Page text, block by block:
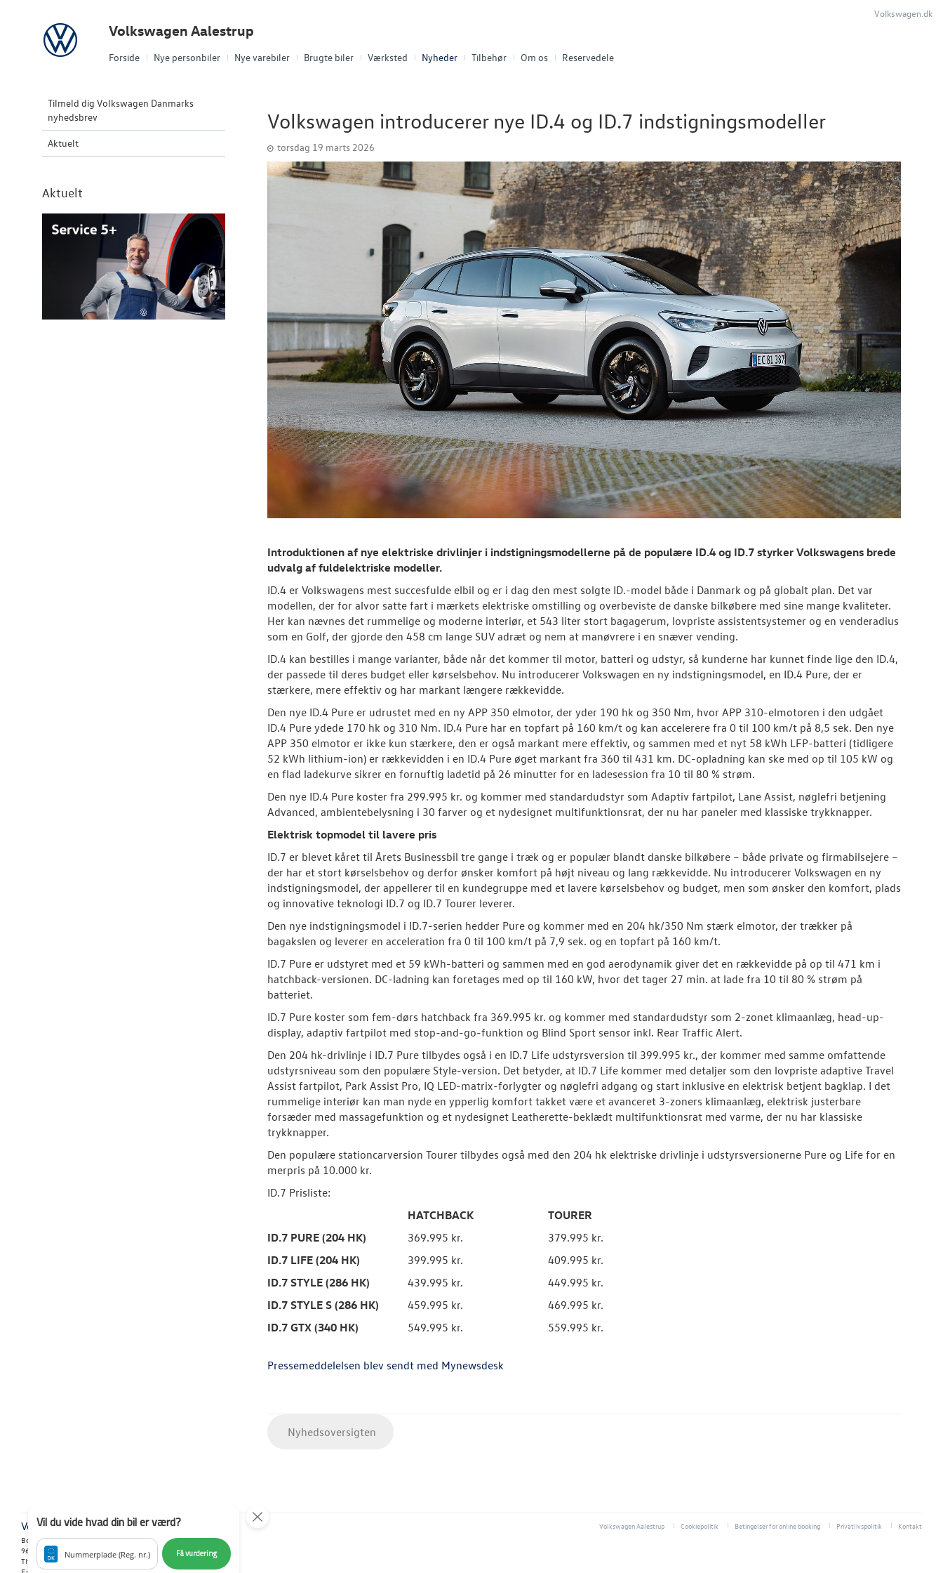
Forside Nye personbiler Nye varebiler Brugte biler Værksted Nyheder Tilbehør Om os Reservedele
Volkswagen Volkswagen Aalestrup
Volkswagen.dk
Tilmeld dig Volkswagen Danmarks
nyhedsbrev
Aktuelt
Aktuelt
Volkswagen introducerer nye ID.4 og ID.7 indstigningsmodeller
torsdag 19 marts 2026
Introduktionen af nye elektriske drivlinjer i indstigningsmodellerne på de populære ID.4 og ID.7 styrker Volkswagens brede
udvalg af fuldelektriske modeller.
ID.4 er Volkswagens mest succesfulde elbil og er i dag den mest solgte ID.-model både i Danmark og på globalt plan. Det var
modellen, der for alvor satte fart i mærkets elektriske omstilling og overbeviste de danske bilkøbere med sine mange kvaliteter.
Her kan nævnes det rummelige og moderne interiør, et 543 liter stort bagagerum, lovpriste assistentsystemer og en venderadius
som en Golf, der gjorde den 458 cm lange SUV adræt og nem at manøvrere i en snæver vending.
ID.4 kan bestilles i mange varianter, både når det kommer til motor, batteri og udstyr, så kunderne har kunnet finde lige den ID.4,
der passede til deres budget eller kørselsbehov. Nu introducerer Volkswagen en ny indstigningsmodel, en ID.4 Pure, der er
stærkere, mere effektiv og har markant længere rækkevidde.
Den nye ID.4 Pure er udrustet med en ny APP 350 elmotor, der yder 190 hk og 350 Nm, hvor APP 310-elmotoren i den udgået
ID.4 Pure ydede 170 hk og 310 Nm. ID.4 Pure har en topfart på 160 km/t og kan accelerere fra 0 til 100 km/t på 8,5 sek. Den nye
APP 350 elmotor er ikke kun stærkere, den er også markant mere effektiv, og sammen med et nyt 58 kWh LFP-batteri (tidligere
52 kWh lithium-ion) er rækkevidden i en ID.4 Pure øget markant fra 360 til 431 km. DC-opladning kan ske med op til 105 kW og
en flad ladekurve sikrer en fornuftig ladetid på 26 minutter for en ladesession fra 10 til 80 % strøm.
Den nye ID.4 Pure koster fra 299.995 kr. og kommer med standardudstyr som Adaptiv fartpilot, Lane Assist, nøglefri betjening
Advanced, ambientebelysning i 30 farver og et nydesignet multifunktionsrat, der nu har paneler med klassiske trykknapper.
Elektrisk topmodel til lavere pris
ID.7 er blevet kåret til Årets Businessbil tre gange i træk og er populær blandt danske bilkøbere – både private og firmabilsejere –
der har et stort kørselsbehov og derfor ønsker komfort på højt niveau og lang rækkevidde. Nu introducerer Volkswagen en ny
indstigningsmodel, der appellerer til en kundegruppe med et lavere kørselsbehov og budget, men som ønsker den komfort, plads
og innovative teknologi ID.7 og ID.7 Tourer leverer.
Den nye indstigningsmodel i ID.7-serien hedder Pure og kommer med en 204 hk/350 Nm stærk elmotor, der trækker på
bagakslen og leverer en acceleration fra 0 til 100 km/t på 7,9 sek. og en topfart på 160 km/t.
ID.7 Pure er udstyret med et 59 kWh-batteri og sammen med en god aerodynamik giver det en rækkevidde på op til 471 km i
hatchback-versionen. DC-ladning kan foretages med op til 160 kW, hvor det tager 27 min. at lade fra 10 til 80 % strøm på
batteriet.
ID.7 Pure koster som fem-dørs hatchback fra 369.995 kr. og kommer med standardudstyr som 2-zonet klimaanlæg, head-up-
display, adaptiv fartpilot med stop-and-go-funktion og Blind Sport sensor inkl. Rear Traffic Alert.
Den 204 hk-drivlinje i ID.7 Pure tilbydes også i en ID.7 Life udstyrsversion til 399.995 kr., der kommer med samme omfattende
udstyrsniveau som den populære Style-version. Det betyder, at ID.7 Life kommer med detaljer som den lovpriste adaptive Travel
Assist fartpilot, Park Assist Pro, IQ LED-matrix-forlygter og nøglefri adgang og start inklusive en elektrisk betjent bagklap. I det
rummelige interiør kan man nyde en ypperlig komfort takket være et avanceret 3-zoners klimaanlæg, elektrisk justerbare
forsæder med massagefunktion og et nydesignet Leatherette-beklædt multifunktionsrat med varme, der nu har klassiske
trykknapper.
Den populære stationcarversion Tourer tilbydes også med den 204 hk elektriske drivlinje i udstyrsversionerne Pure og Life for en
merpris på 10.000 kr.
ID.7 Prisliste:
HATCHBACK
TOURER
ID.7 PURE (204 HK)
369.995 kr.
379.995 kr.
ID.7 LIFE (204 HK)
399.995 kr.
409.995 kr.
ID.7 STYLE (286 HK)
439.995 kr.
449.995 kr.
ID.7 STYLE S (286 HK)
459.995 kr.
469.995 kr.
ID.7 GTX (340 HK)
549.995 kr. 559.995 kr.
Pressemeddelelsen blev sendt med Mynewsdesk
Nyhedsoversigten
Volkswagen Aalestrup
Borgergade 37
9620 Aalestrup
Tlf.: 98 64 14 11
Volkswagen Aalestrup Cookiepolitik Betingelser for online booking Privatlivspolitik Kontakt
Vil du vide hvad din bil er værd?
Nummerplade (Reg. nr.) Få vurdering